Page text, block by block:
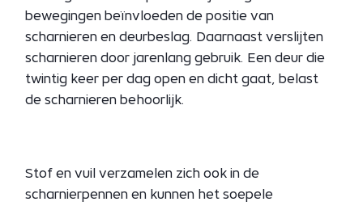
bewegingen beïnvloeden de positie van
scharnieren en deurbeslag. Daarnaast verslijten
scharnieren door jarenlang gebruik. Een deur die
twintig keer per dag open en dicht gaat, belast
de scharnieren behoorlijk.
Stof en vuil verzamelen zich ook in de
scharnierpennen en kunnen het soepele